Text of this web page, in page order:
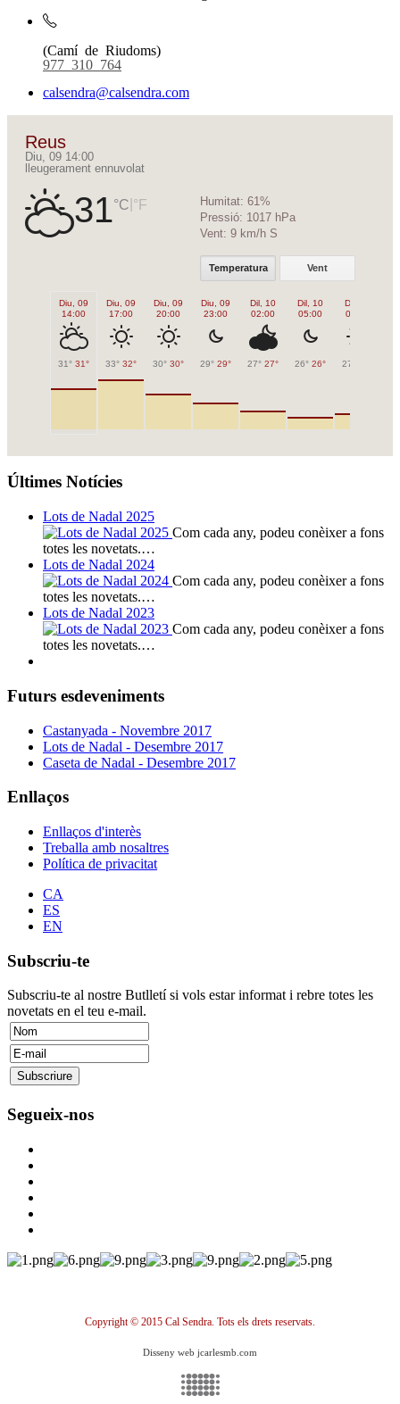
(Camí de Riudoms)
977 310 764
calsendra@calsendra.com
Reus
Diu, 09 14:00
lleugerament ennuvolat
31°C °F Humitat: 61%
Pressió: 1017 hPa
Vent: 9 km/h S
Temperatura Vent
Diu, 09
14:00
31° 31°
Diu, 09
17:00
33° 32°
Diu, 09
20:00
30° 30°
Diu, 09
23:00
29° 29°
Dil, 10
02:00
27° 27°
Dil, 10
05:00
26° 26°
Dil, 10
08:00
27°
Últimes Notícies
Lots de Nadal 2025
Com cada any, podeu conèixer a fons
totes les novetats.…
Lots de Nadal 2024
Com cada any, podeu conèixer a fons
totes les novetats.…
Lots de Nadal 2023
Com cada any, podeu conèixer a fons
totes les novetats.…
Futurs esdeveniments
Castanyada - Novembre 2017
Lots de Nadal - Desembre 2017
Caseta de Nadal - Desembre 2017
Enllaços
Enllaços d'interès
Treballa amb nosaltres
Política de privacitat
CA
ES
EN
Subscriu-te
Subscriu-te al nostre Butlletí si vols estar informat i rebre totes les
novetats en el teu e-mail.
Segueix-nos
Copyright © 2015 Cal Sendra. Tots els drets reservats.
Disseny web jcarlesmb.com